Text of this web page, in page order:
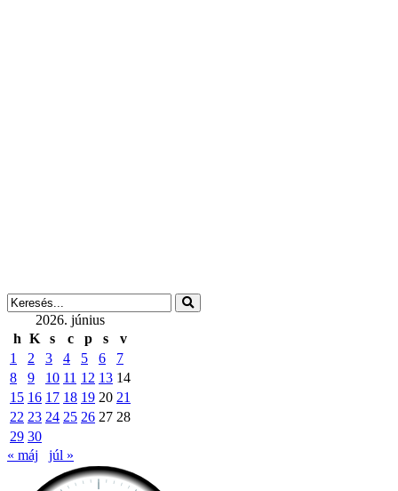
2026. június
h K s c p s
v
1
2 3 4 5 6
7
8
9 10 11 12 13 14
15 16 17 18 19 20 21
22 23 24 25 26 27 28
29 30
« máj
júl »